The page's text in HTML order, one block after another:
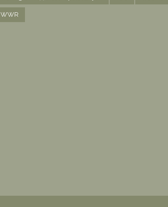
WWR